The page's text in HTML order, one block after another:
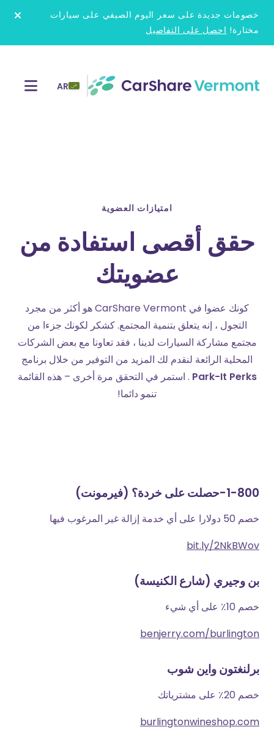
content
خصومات جديدة على سعر اليوم الصيفي على سيارات
مختارة! احصل على التفاصيل
AR
امتيازات العضوية
حقق أقصى استفادة من
عضويتك
كونك عضوا في CarShare Vermont هو أكثر من مجرد
التجول ، إنه يتعلق بتنمية المجتمع. كشكر لكونك جزءا من
مجتمع مشاركة السيارات لدينا ، فقد تعاونا مع بعض الشركات
المحلية الرائعة لنقدم لك المزيد من التوفير من خلال برنامج
Park-It Perks . استمر في التحقق مرة أخرى – هذه القائمة
تنمو دائما!
1-800-حصلت على خردة؟ (فيرمونت)
خصم 50 دولارا على أي خدمة إزالة غير المرغوب فيها
bit.ly/2NkBWov
بن وجيري (شارع الكنيسة)
خصم 10٪ على أي شيء
benjerry.com/burlington
برلنغتون واين شوب
خصم 20٪ على مشترياتك
burlingtonwineshop.com